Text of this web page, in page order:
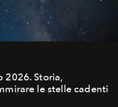
2026. Storia,
le stelle cadenti